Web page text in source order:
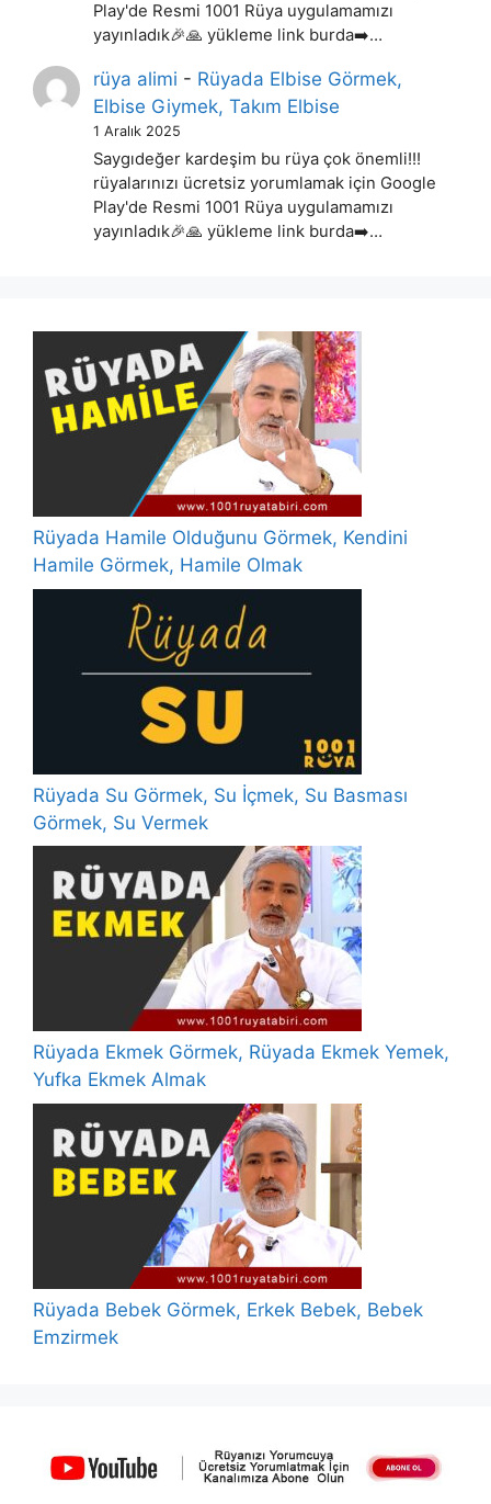
Play'de Resmi 1001 Rüya uygulamamızı
yayınladık🎉🙏 yükleme link burda➡️…
rüya alimi - Rüyada Elbise Görmek,
Elbise Giymek, Takım Elbise
1 Aralık 2025
Saygıdeğer kardeşim bu rüya çok önemli!!!
rüyalarınızı ücretsiz yorumlamak için Google
Play'de Resmi 1001 Rüya uygulamamızı
yayınladık🎉🙏 yükleme link burda➡️…
Rüyada Hamile Olduğunu Görmek, Kendini
Hamile Görmek, Hamile Olmak
Rüyada Su Görmek, Su İçmek, Su Basması
Görmek, Su Vermek
Rüyada Ekmek Görmek, Rüyada Ekmek Yemek,
Yufka Ekmek Almak
Rüyada Bebek Görmek, Erkek Bebek, Bebek
Emzirmek